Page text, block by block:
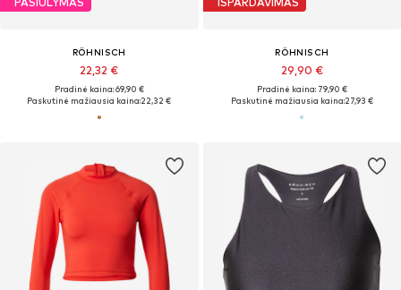
RÖHNISCH
22,32 €
Pradinė kaina: 69,90 €
Paskutinė mažiausia kaina:22,32 €
RÖHNISCH
29,90 €
Pradinė kaina: 79,90 €
Paskutinė mažiausia kaina:27,93 €